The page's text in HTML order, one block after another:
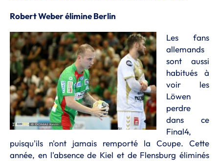
Robert Weber élimine Berlin
Les fans
allemands
sont aussi
habitués à
voir les
Löwen
perdre
dans ce
Final4,
puisqu'ils n'ont jamais remporté la Coupe. Cette
année, en l'absence de Kiel et de Flensburg éliminés